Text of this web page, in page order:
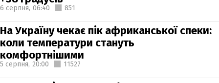
6 серпня, 06:40 851
На Україну чекає пік африканської спеки:
коли температури стануть
комфортнішими
5 серпня, 20:00 11527